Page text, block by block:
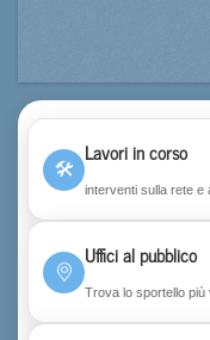
🛠
Lavori in corso
interventi sulla rete e
Uffici al pubblico
Trova lo sportello più